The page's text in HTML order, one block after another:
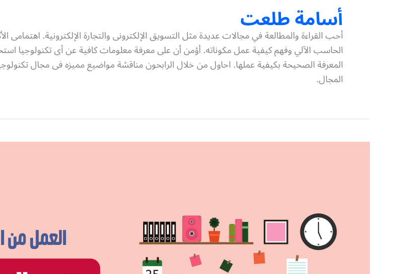
أسامة طلعت
أحب القراءة والمطالعة في مجالات عديدة مثل التسويق الإلكترونى والتجارة الإلكترونية. اهتمامى
الحاسب الآلي وفهم كيفية عمل مكوناته. أؤمن أن على معرفة معلومات كافية عن أى تكنولوجيا
المعرفة الصحيحة بكيفية عملها. احاول من خلال الرابحون مناقشة مواضيع مميزه فى مجال
المجال.